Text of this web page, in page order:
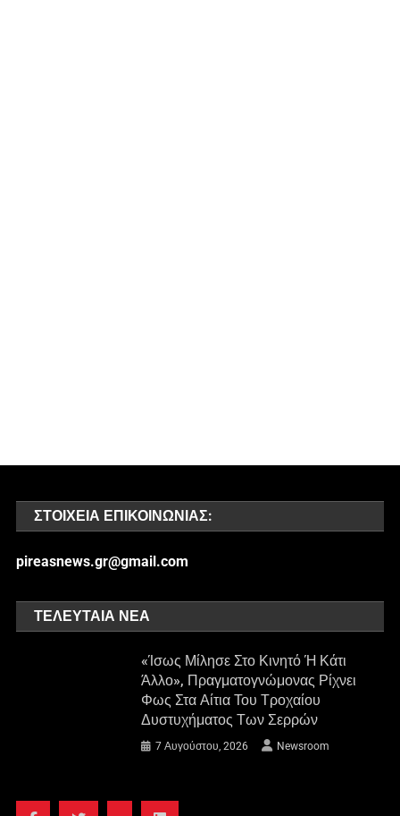
ΣΤΟΙΧΕΊΑ ΕΠΙΚΟΙΝΩΝΊΑΣ:
pireasnews.gr@gmail.com
ΤΕΛΕΥΤΑΊΑ ΝΈΑ
«Ίσως Μίλησε Στο Κινητό Ή Κάτι
Άλλο», Πραγματογνώμονας Ρίχνει
Φως Στα Αίτια Του Τροχαίου
Δυστυχήματος Των Σερρών
7 Αυγούστου, 2026 Newsroom